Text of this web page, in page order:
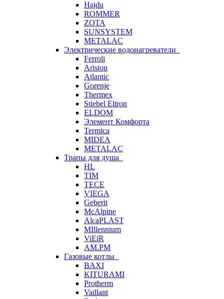
Hajdu
ROMMER
ZOTA
SUNSYSTEM
METALAC
Электрические водонагреватели
Ferroli
Ariston
Atlantic
Gorenje
Thermex
Stiebel Eltron
ELDOM
Элемент Комфорта
Termica
MIDEA
METALAC
Трапы для душа
HL
TIM
TECE
VIEGA
Geberit
McAlpine
AlcaPLAST
MIllennium
ViEiR
AM.PM
Газовые котлы
BAXI
KITURAMI
Protherm
Vaillant